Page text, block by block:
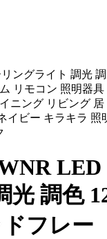
ングライト 調光 調
リモコン 照明器具
ニング リビング 居
イビー キラキラ 照
LED
光 調色
フレー